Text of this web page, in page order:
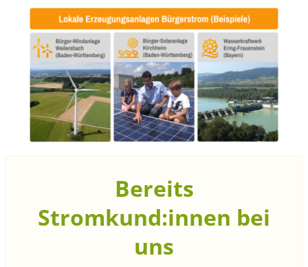
Bereits
Stromkund:innen bei
uns